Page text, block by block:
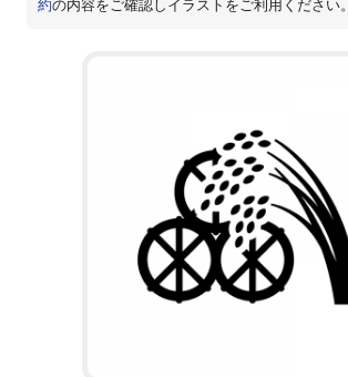
約の内容をご確認しイラストをご利用ください。